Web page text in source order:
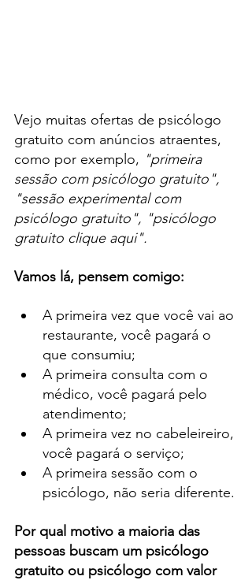
Vejo muitas ofertas de psicólogo
gratuito com anúncios atraentes,
como por exemplo, "primeira
sessão com psicólogo gratuito",
"sessão experimental com
psicólogo gratuito", "psicólogo
gratuito clique aqui".
Vamos lá, pensem comigo:
A primeira vez que você vai ao
restaurante, você pagará o
que consumiu;
A primeira consulta com o
médico, você pagará pelo
atendimento;
A primeira vez no cabeleireiro,
você pagará o serviço;
A primeira sessão com o
psicólogo, não seria diferente.
Por qual motivo a maioria das
pessoas buscam um psicólogo
gratuito ou psicólogo com valor